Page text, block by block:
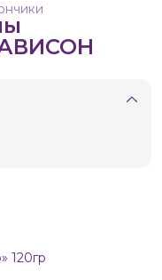
120гр